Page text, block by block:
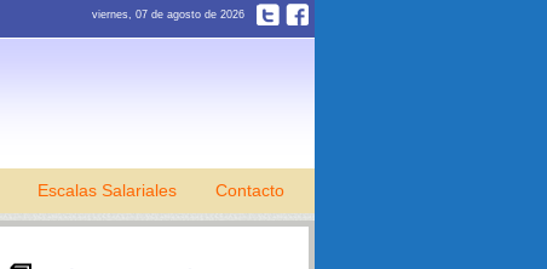
viernes, 07 de agosto de 2026
Escalas Salariales Contacto